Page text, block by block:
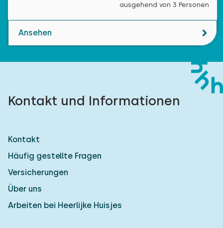
ausgehend von 3 Personen
Ansehen
Kontakt und Informationen
Kontakt
Häufig gestellte Fragen
Versicherungen
Über uns
Arbeiten bei Heerlijke Huisjes